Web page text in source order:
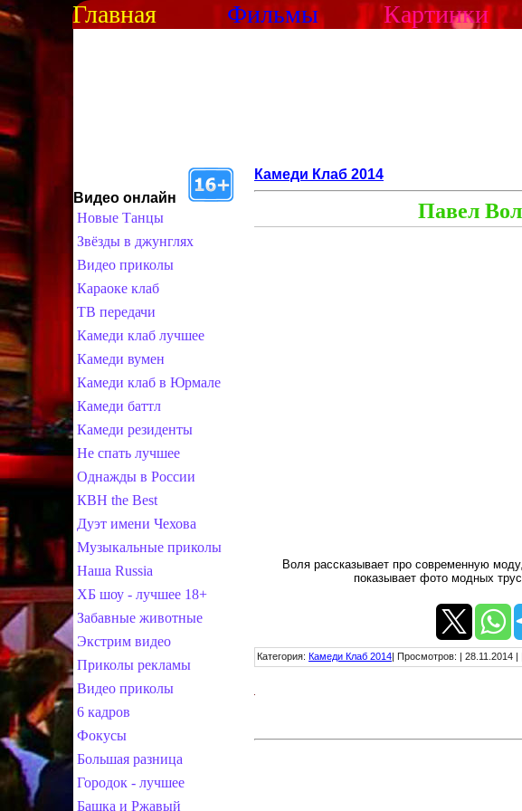
Главная Фильмы Картинки
Видео онлайн
Новые Танцы
Звёзды в джунглях
Видео приколы
Караоке клаб
ТВ передачи
Камеди клаб лучшее
Камеди вумен
Камеди клаб в Юрмале
Камеди баттл
Камеди резиденты
Не спать лучшее
Однажды в России
КВН the Best
Дуэт имени Чехова
Музыкальные приколы
Наша Russia
ХБ шоу - лучшее 18+
Забавные животные
Экстрим видео
Приколы рекламы
Видео приколы
6 кадров
Фокусы
Большая разница
Городок - лучшее
Башка и Ржавый
Камеди Клаб 2014
Павел
Воля рассказывает про современную
показывает фото модных
Категория: Камеди Клаб 2014| Просмотров: | 28.11.2014 |